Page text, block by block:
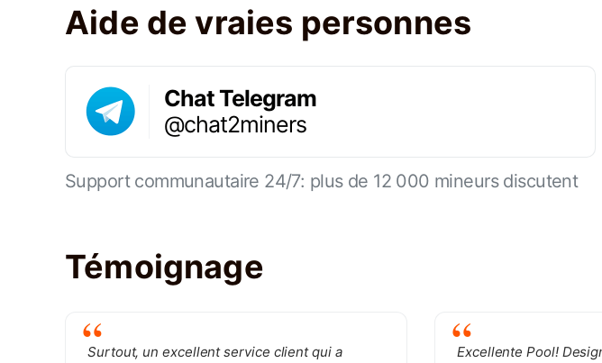
Aide de vraies personnes
Chat Telegram
@chat2miners
Support communautaire 24/7: plus de 12 000 mineurs discutent
Témoignage
Surtout, un excellent service client qui a
Excellente Pool!